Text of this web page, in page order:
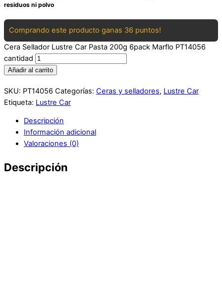
residuos ni polvo
Comprando este producto ganas 36 puntos!
Cera Sellador Lustre Car Pasta 200g 6pack Marflo PT14056
cantidad
Añadir al carrito
SKU: PT14056 Categorías: Ceras y selladores, Lustre Car
Etiqueta: Lustre Car
Descripción
Información adicional
Valoraciones (0)
Descripción